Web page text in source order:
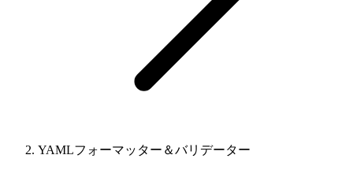
YAMLフォーマッター＆バリデーター